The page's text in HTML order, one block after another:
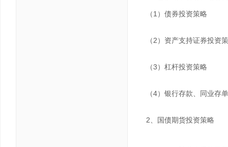
（1）债券投资策略
（2）资产支持证券投资
（3）杠杆投资策略
（4）银行存款、同业存
2、国债期货投资策略